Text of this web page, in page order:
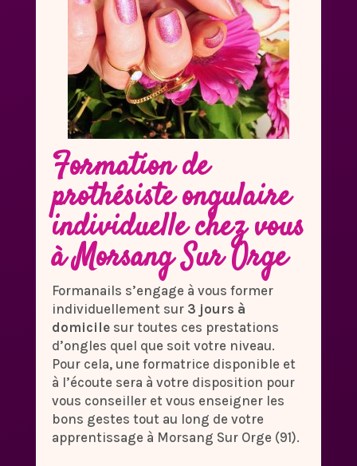
Formation de
prothésiste ongulaire
individuelle chez vous
à Morsang Sur Orge
Formanails s’engage à vous former
individuellement sur 3 jours à
domicilesur toutes ces prestations
d’ongles quel que soit votre niveau.
Pour cela, une formatrice disponible et
à l’écoute sera à votre disposition pour
vous conseiller et vous enseigner les
bons gestes tout au long de votre
apprentissage à Morsang Sur Orge (91).